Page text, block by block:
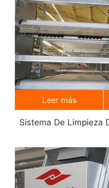
Sistema De Limpieza
Leer más